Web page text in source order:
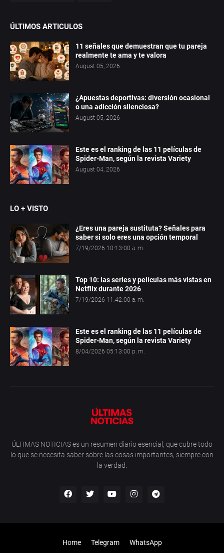
ÚLTIMOS ARTICULOS
11 señales que demuestran que tu pareja
realmente te ama y te valora
August 05, 2026
¿Apuestas deportivas: diversión ocasional
o una adicción silenciosa?
August 05, 2026
Este es el ranking de las 11 películas de
Spider-Man, según la revista Variety
August 04, 2026
LO + VISTO
¿Eres una pareja sustituta? Señales para
saber si solo eres una opción temporal
7/19/2026 10:13:00 a. m.
Top 10: las series y películas más vistas en
Netflix durante 2026
7/19/2026 11:42:00 a. m.
Este es el ranking de las 11 películas de
Spider-Man, según la revista Variety
8/04/2026 05:13:00 p. m.
ÚLTIMAS NOTICIAS es un resumen diario esencial, que cubre todo
lo que se necesita saber sobre las cosas importantes, siempre con
la verdad.
Home Telegram WhatsApp